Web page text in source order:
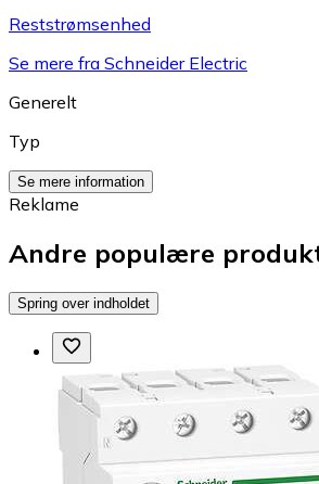
Reststrømsenhed
Se mere fra Schneider Electric
Generelt
Typ
Se mere information
Reklame
Andre populære
Spring over indholdet